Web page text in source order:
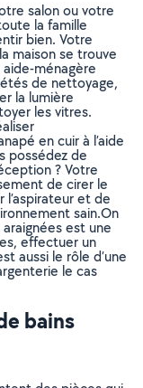
salon ou votre
la famille
bien. Votre
maison se trouve
ménagère
de nettoyage,
la lumière
les vitres.
en cuir à l’aide
possédez de
? Votre
de cirer le
l’aspirateur et de
sain.On
est une
effectuer un
aussi le rôle d’une
le cas
bains